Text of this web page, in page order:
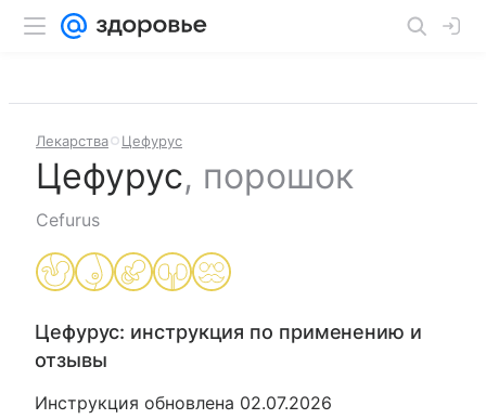
Лекарства Цефурус
Цефурус, порошок
Cefurus
Цефурус: инструкция по применению и
отзывы
Инструкция обновлена 02.07.2026